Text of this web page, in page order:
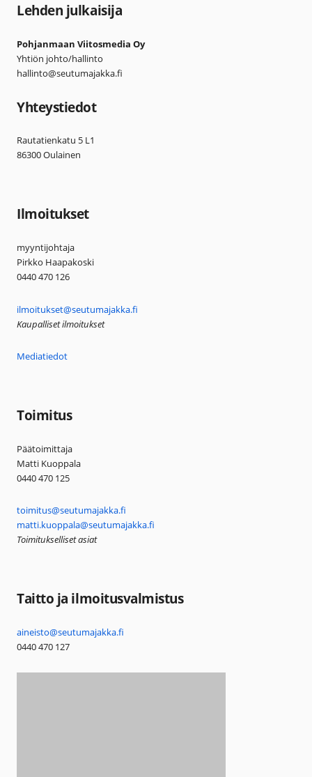
Lehden julkaisija
Pohjanmaan Viitosmedia Oy
Yhtiön johto/hallinto
hallinto@seutumajakka.fi
Yhteystiedot
Rautatienkatu 5 L1
86300 Oulainen
Ilmoitukset
myyntijohtaja
Pirkko Haapakoski
0440 470 126
ilmoitukset@seutumajakka.fi
Kaupalliset ilmoitukset
Mediatiedot
Toimitus
Päätoimittaja
Matti Kuoppala
0440 470 125
toimitus@seutumajakka.fi
matti.kuoppala@seutumajakka.fi
Toimitukselliset asiat
Taitto ja ilmoitusvalmistus
aineisto@seutumajakka.fi
0440 470 127